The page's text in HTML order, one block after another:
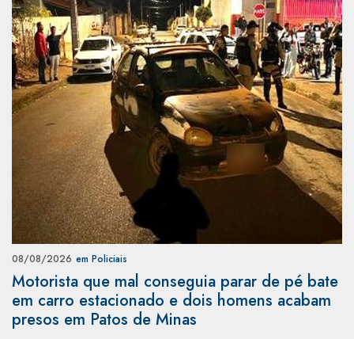
08/08/2026 em Policiais
Motorista que mal conseguia parar de pé bate
em carro estacionado e dois homens acabam
presos em Patos de Minas